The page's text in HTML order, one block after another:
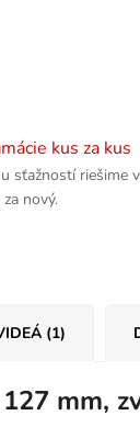
kus za kus
sťažností riešime
nový.
(1)
mm,